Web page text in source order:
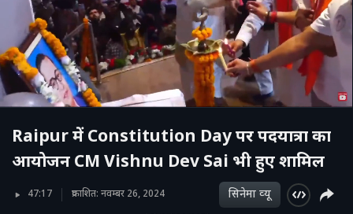
Raipur में Constitution Day पर पदयात्रा का
आयोजन CM Vishnu Dev Sai भी हुए शामिल
47:17 प्रकाशित: नवम्बर 26, 2024 सिनेमा व्‍यू